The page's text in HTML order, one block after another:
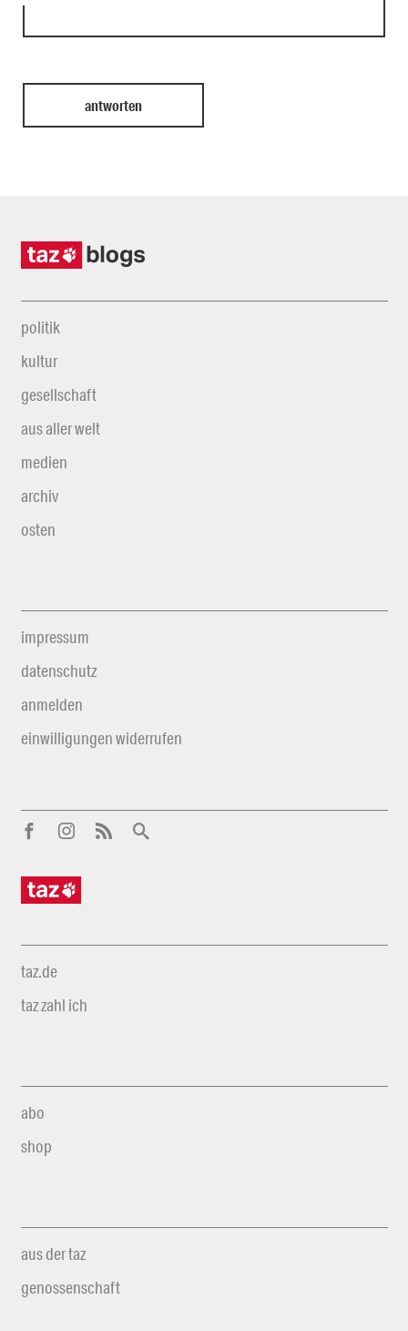
politik
kultur
gesellschaft
aus aller welt
medien
archiv
osten
impressum
datenschutz
anmelden
einwilligungen widerrufen
taz.de
taz zahl ich
abo
shop
aus der taz
genossenschaft